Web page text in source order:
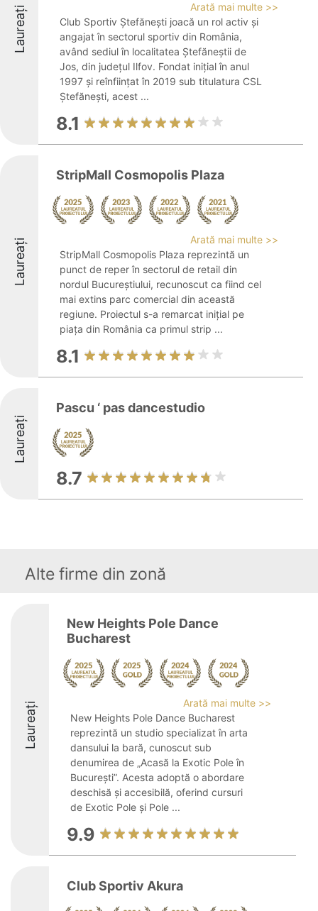
Laureați
Arată mai multe >>
Club Sportiv Ștefănești joacă un rol activ și
angajat în sectorul sportiv din România,
având sediul în localitatea Ștefăneștii de
Jos, din județul Ilfov. Fondat inițial în anul
1997 și reînființat în 2019 sub titulatura CSL
Ștefănești, acest ...
8.1
Laureați
StripMall Cosmopolis Plaza
Arată mai multe >>
StripMall Cosmopolis Plaza reprezintă un
punct de reper în sectorul de retail din
nordul Bucureștiului, recunoscut ca fiind cel
mai extins parc comercial din această
regiune. Proiectul s-a remarcat inițial pe
piața din România ca primul strip ...
8.1
Laureați
Pascu ‘ pas dancestudio
8.7
Alte firme din zonă
Laureați
New Heights Pole Dance
Bucharest
Arată mai multe >>
New Heights Pole Dance Bucharest
reprezintă un studio specializat în arta
dansului la bară, cunoscut sub
denumirea de „Acasă la Exotic Pole în
București”. Acesta adoptă o abordare
deschisă și accesibilă, oferind cursuri
de Exotic Pole și Pole ...
9.9
Club Sportiv Akura